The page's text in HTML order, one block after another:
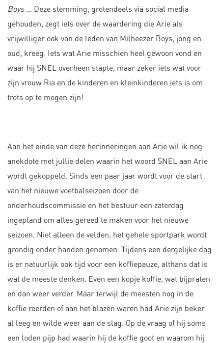
Boys… Deze stemming, grotendeels via social media
gehouden, zegt iets over de waardering die Arie als
vrijwilliger ook van de leden van Milheezer Boys, jong en
oud, kreeg. Iets wat Arie misschien heel gewoon vond en
waar hij SNEL overheen stapte, maar zeker iets wat voor
zijn vrouw Ria en de kinderen en kleinkinderen iets is om
trots op te mogen zijn!
Aan het einde van deze herinneringen aan Arie wil ik nog
anekdote met jullie delen waarin het woord SNEL aan Arie
wordt gekoppeld. Sinds een paar jaar wordt voor de start
van het nieuwe voetbalseizoen door de
onderhoudscommissie en het bestuur een zaterdag
ingepland om alles gereed te maken voor het nieuwe
seizoen. Niet alleen de velden, het gehele sportpark wordt
grondig onder handen genomen. Tijdens een dergelijke dag
is er natuurlijk ook tijd voor een koffiepauze, althans dat is
wat de meeste denken. Even een kopje koffie, wat bijpraten
en dan weer verder. Maar terwijl de meesten nog in de
koffie roerden of aan het blazen waren had Arie zijn beker
al leeg en wilde weer aan de slag. Op de vraag of hij soms
een loden pijp had waarin hij de koffie goot en waarom hij